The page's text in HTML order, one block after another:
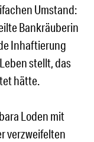
Umstand:
Bankräuberin
Inhaftierung
stellt, das
hätte.
Loden mit
verzweifelten